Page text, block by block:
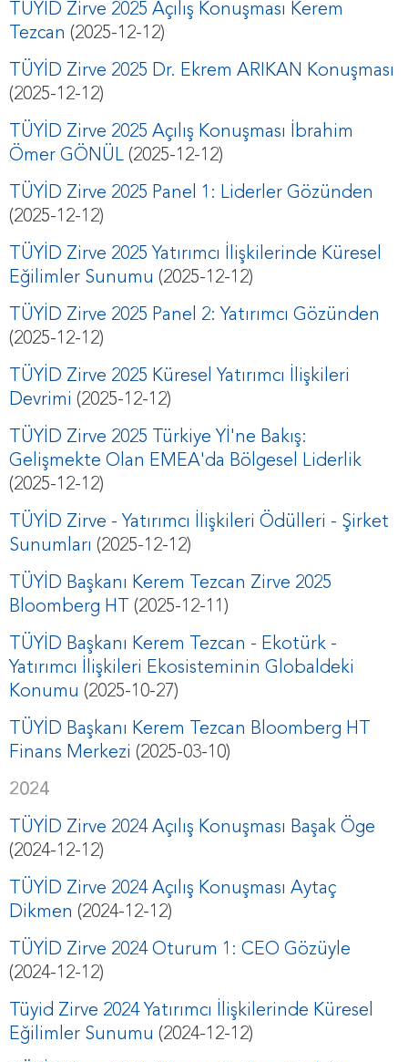
TÜYİD Zirve 2025 Açılış Konuşması Kerem
Tezcan (2025-12-12)
TÜYİD Zirve 2025 Dr. Ekrem ARIKAN Konuşması
(2025-12-12)
TÜYİD Zirve 2025 Açılış Konuşması İbrahim
Ömer GÖNÜL (2025-12-12)
TÜYİD Zirve 2025 Panel 1: Liderler Gözünden
(2025-12-12)
TÜYİD Zirve 2025 Yatırımcı İlişkilerinde Küresel
Eğilimler Sunumu (2025-12-12)
TÜYİD Zirve 2025 Panel 2: Yatırımcı Gözünden
(2025-12-12)
TÜYİD Zirve 2025 Küresel Yatırımcı İlişkileri
Devrimi (2025-12-12)
TÜYİD Zirve 2025 Türkiye Yİ'ne Bakış:
Gelişmekte Olan EMEA'da Bölgesel Liderlik
(2025-12-12)
TÜYİD Zirve - Yatırımcı İlişkileri Ödülleri - Şirket
Sunumları (2025-12-12)
TÜYİD Başkanı Kerem Tezcan Zirve 2025
Bloomberg HT (2025-12-11)
TÜYİD Başkanı Kerem Tezcan - Ekotürk -
Yatırımcı İlişkileri Ekosisteminin Globaldeki
Konumu (2025-10-27)
TÜYİD Başkanı Kerem Tezcan Bloomberg HT
Finans Merkezi (2025-03-10)
2024
TÜYİD Zirve 2024 Açılış Konuşması Başak Öge
(2024-12-12)
TÜYİD Zirve 2024 Açılış Konuşması Aytaç
Dikmen (2024-12-12)
TÜYİD Zirve 2024 Oturum 1: CEO Gözüyle
(2024-12-12)
Tüyid Zirve 2024 Yatırımcı İlişkilerinde Küresel
Eğilimler Sunumu (2024-12-12)